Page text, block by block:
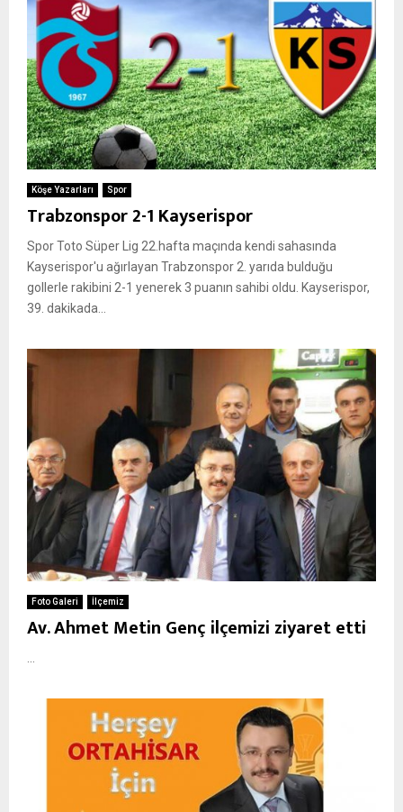
Köşe Yazarları Spor
Trabzonspor 2-1 Kayserispor
Spor Toto Süper Lig 22.hafta maçında kendi sahasında
Kayserispor'u ağırlayan Trabzonspor 2. yarıda bulduğu
gollerle rakibini 2-1 yenerek 3 puanın sahibi oldu. Kayserispor,
39. dakikada...
Foto Galeri İlçemiz
Av. Ahmet Metin Genç ilçemizi ziyaret etti
...